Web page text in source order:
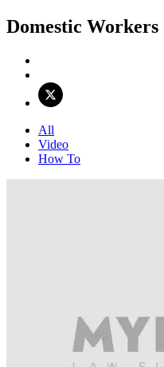
Domestic Workers
All
Video
How To